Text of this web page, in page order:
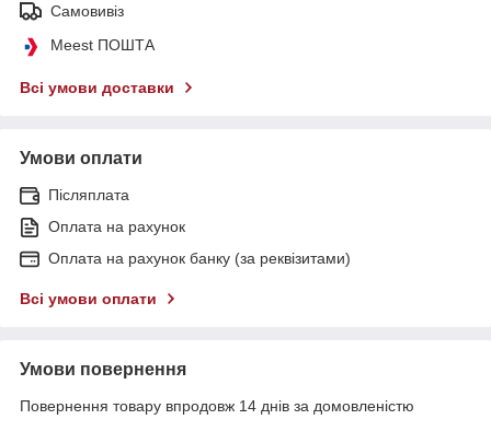
Самовивіз
Meest ПОШТА
Всі умови доставки
Умови оплати
Післяплата
Оплата на рахунок
Оплата на рахунок банку (за реквізитами)
Всі умови оплати
Умови повернення
Повернення товару впродовж 14 днів за домовленістю